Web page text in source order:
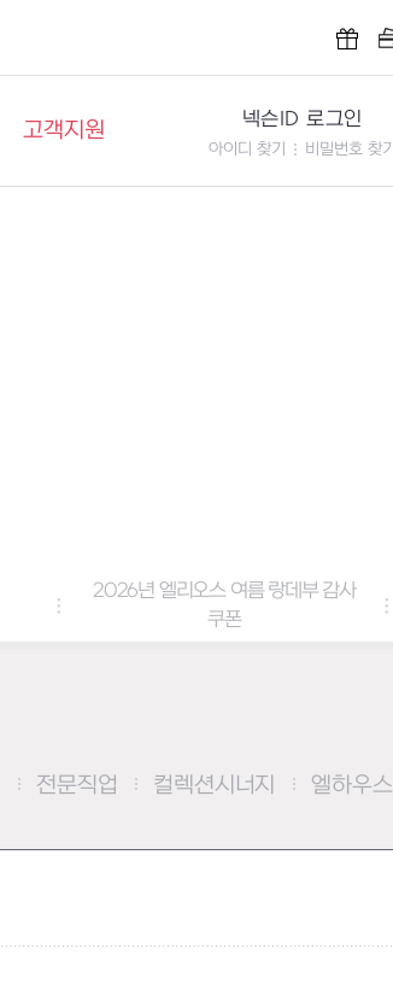
고객지원
문의하기
넥슨ID 로그인
아이디 찾기 비밀번호 찾기
2026년 엘리오스 여름 랑데부 감사
쿠폰
전문직업 컬렉션시너지 엘하우스